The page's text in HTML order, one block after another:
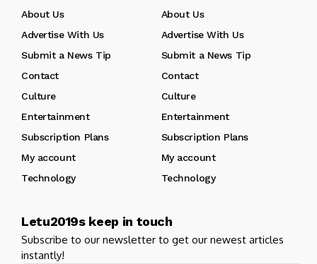
About Us
About Us
Advertise With Us
Advertise With Us
Submit a News Tip
Submit a News Tip
Contact
Contact
Culture
Culture
Entertainment
Entertainment
Subscription Plans
Subscription Plans
My account
My account
Technology
Technology
Letu2019s keep in touch
Subscribe to our newsletter to get our newest articles
instantly!